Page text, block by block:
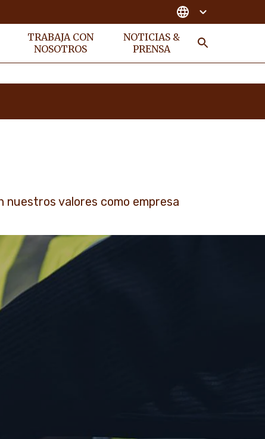
TRABAJA CON
NOSOTROS
NOTICIAS &
PRENSA
valores como empresa